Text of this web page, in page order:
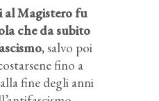
al Magistero fu
che da subito
, salvo poi
fino a
fine degli anni